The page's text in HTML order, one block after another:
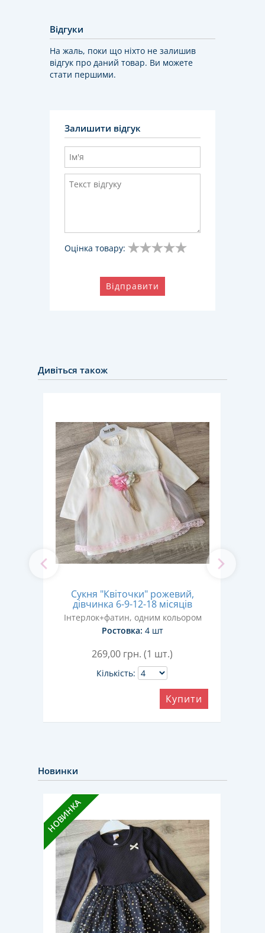
Відгуки
На жаль, поки що ніхто не залишив
відгук про даний товар. Ви можете
стати першими.
Залишити відгук
Оцінка товару:
Відправити
Дивіться також
Сукня "Квіточки" рожевий,
дівчинка 6-9-12-18 місяців
Інтерлок+фатин, одним кольором
Ростовка: 4 шт
269,00 грн. (1 шт.)
Кількість:
Купити
Новинки
НОВИНКА